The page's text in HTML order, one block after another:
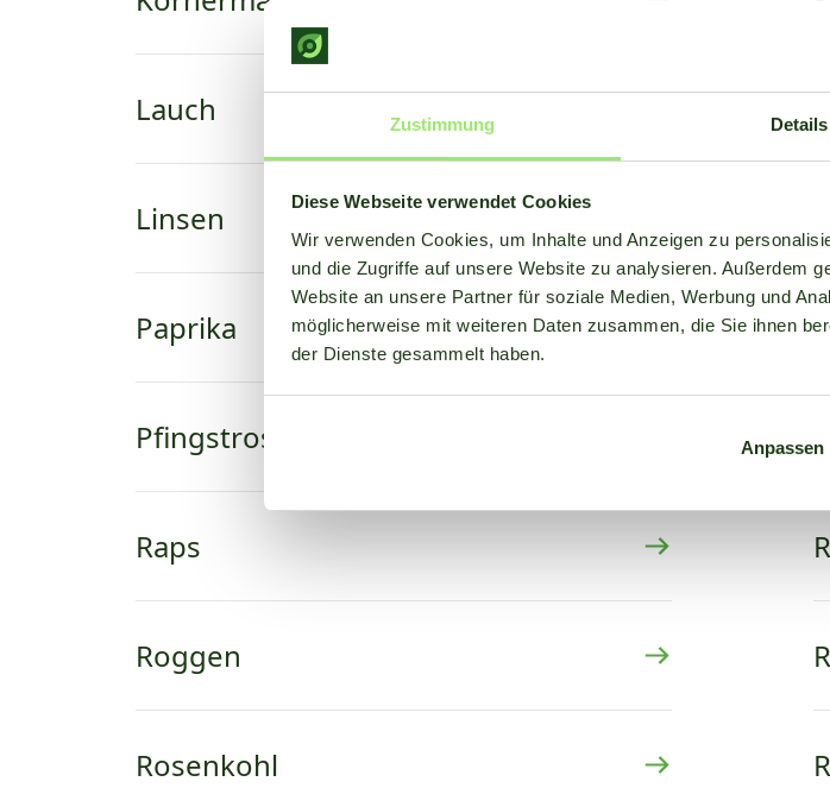
Zustimmung Details
Diese Webseite verwendet Cookies
Wir verwenden Cookies, um Inhalte und Anzeigen zu
und die Zugriffe auf unsere Website zu analysieren. Außerdem
Website an unsere Partner für soziale Medien, Werbung und
möglicherweise mit weiteren Daten zusammen, die Sie ihnen
der Dienste gesammelt haben.
Anpassen
Lauch
Linsen
Paprika
Pfingstrose
Raps
Roggen
Rosenkohl